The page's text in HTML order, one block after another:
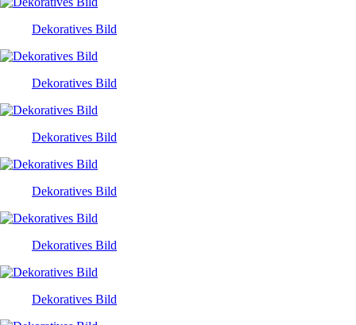
Dekoratives Bild
Dekoratives Bild
Dekoratives Bild
Dekoratives Bild
Dekoratives Bild
Dekoratives Bild